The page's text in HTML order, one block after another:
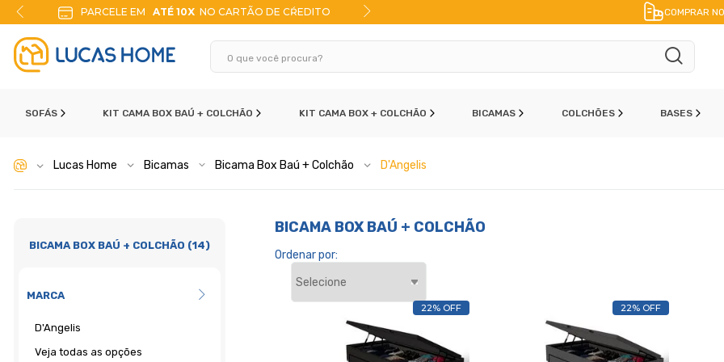
PARCELE EMATÉ 10XNO CARTÃO DE CŔEDITO COMPRAR
SOFÁS KIT CAMA BOX BAÚ + COLCHÃO KIT CAMA BOX + COLCHÃO BICAMAS COLCHÕES BASES
Lucas Home Bicamas Bicama Box Baú + Colchão D'Angelis
BICAMA BOX BAÚ + COLCHÃO (14)
MARCA
D'Angelis
Veja todas as opções
BICAMA BOX BAÚ + COLCHÃO
Ordenar por:
22% OFF 22% OFF